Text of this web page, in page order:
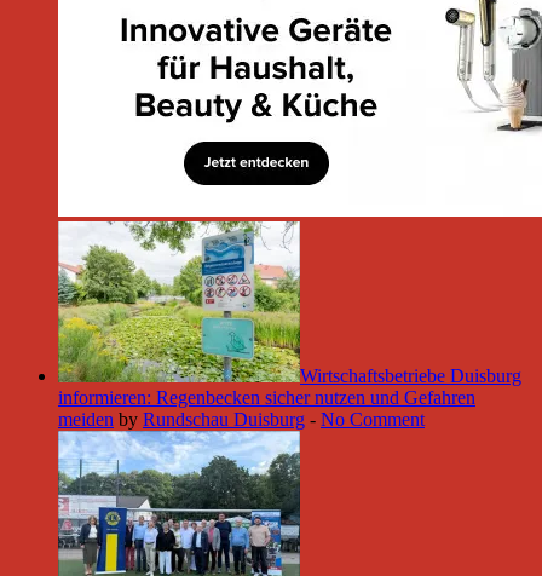
Wirtschaftsbetriebe Duisburg
informieren: Regenbecken sicher nutzen und Gefahren
meiden by Rundschau Duisburg - No Comment